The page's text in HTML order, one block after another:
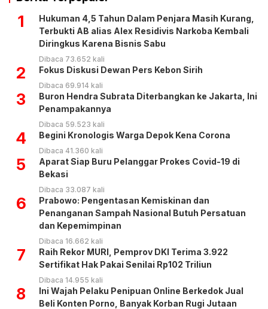
1
Hukuman 4,5 Tahun Dalam Penjara Masih Kurang,
Terbukti AB alias Alex Residivis Narkoba Kembali
Diringkus Karena Bisnis Sabu
Dibaca 73.652 kali
2 Fokus Diskusi Dewan Pers Kebon Sirih
Dibaca 69.914 kali
3
Buron Hendra Subrata Diterbangkan ke Jakarta, Ini
Penampakannya
Dibaca 59.523 kali
4 Begini Kronologis Warga Depok Kena Corona
Dibaca 41.360 kali
5
Aparat Siap Buru Pelanggar Prokes Covid-19 di
Bekasi
Dibaca 33.087 kali
6
Prabowo: Pengentasan Kemiskinan dan
Penanganan Sampah Nasional Butuh Persatuan
dan Kepemimpinan
Dibaca 16.662 kali
7
Raih Rekor MURI, Pemprov DKI Terima 3.922
Sertifikat Hak Pakai Senilai Rp102 Triliun
Dibaca 14.955 kali
8
Ini Wajah Pelaku Penipuan Online Berkedok Jual
Beli Konten Porno, Banyak Korban Rugi Jutaan